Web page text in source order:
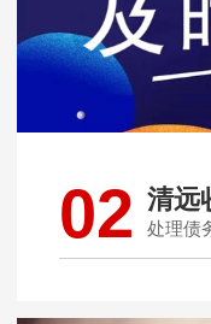
02 清远
处理债